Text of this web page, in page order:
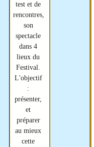
test et de
rencontres
son
spectacle
dans 4
lieux du
Festival.
L'objectif
:
présenter,
et
préparer
au mieux
cette